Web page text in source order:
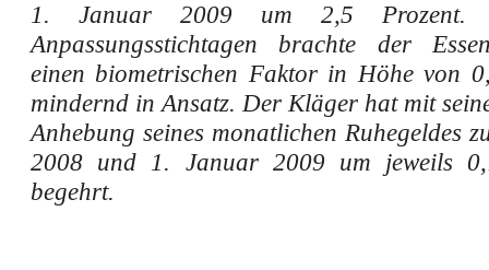
1. Januar 2009 um 2,5 Prozent.
Anpassungsstichtagen brachte der
einen biometrischen Faktor in Höhe von
mindernd in Ansatz. Der Kläger hat mit
Anhebung seines monatlichen Ruhegeldes
2008 und 1. Januar 2009 um jeweils
begehrt.